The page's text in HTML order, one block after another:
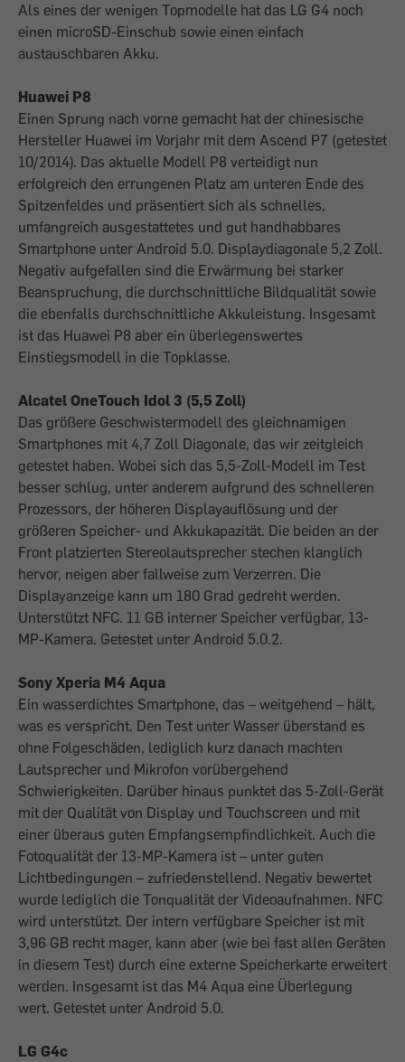
Als eines der wenigen Topmodelle hat das LG G4 noch
einen microSD-Einschub sowie einen einfach
austauschbaren Akku.
Huawei P8
Einen Sprung nach vorne gemacht hat der chinesische
Hersteller Huawei im Vorjahr mit dem Ascend P7 (getestet
10/2014). Das aktuelle Modell P8 verteidigt nun
erfolgreich den errungenen Platz am unteren Ende des
Spitzenfeldes und präsentiert sich als schnelles,
umfangreich ausgestattetes und gut handhabbares
Smartphone unter Android 5.0. Displaydiagonale 5,2 Zoll.
Negativ aufgefallen sind die Erwärmung bei starker
Beanspruchung, die durchschnittliche Bildqualität sowie
die ebenfalls durchschnittliche Akkuleistung. Insgesamt
ist das Huawei P8 aber ein überlegenswertes
Einstiegsmodell in die Topklasse.
Alcatel OneTouch Idol 3 (5,5 Zoll)
Das größere Geschwistermodell des gleichnamigen
Smartphones mit 4,7 Zoll Diagonale, das wir zeitgleich
getestet haben. Wobei sich das 5,5-Zoll-Modell im Test
besser schlug, unter anderem aufgrund des schnelleren
Prozessors, der höheren Displayauflösung und der
größeren Speicher- und Akkukapazität. Die beiden an der
Front platzierten Stereolautsprecher stechen klanglich
hervor, neigen aber fallweise zum Verzerren. Die
Displayanzeige kann um 180 Grad gedreht werden.
Unterstützt NFC. 11 GB interner Speicher verfügbar, 13-
MP-Kamera. Getestet unter Android 5.0.2.
Sony Xperia M4 Aqua
Ein wasserdichtes Smartphone, das – weitgehend – hält,
was es verspricht. Den Test unter Wasser überstand es
ohne Folgeschäden, lediglich kurz danach machten
Lautsprecher und Mikrofon vorübergehend
Schwierigkeiten. Darüber hinaus punktet das 5-Zoll-Gerät
mit der Qualität von Display und Touchscreen und mit
einer überaus guten Empfangsempfindlichkeit. Auch die
Fotoqualität der 13-MP-Kamera ist – unter guten
Lichtbedingungen – zufriedenstellend. Negativ bewertet
wurde lediglich die Tonqualität der Videoaufnahmen. NFC
wird unterstützt. Der intern verfügbare Speicher ist mit
3,96 GB recht mager, kann aber (wie bei fast allen Geräten
in diesem Test) durch eine externe Speicherkarte erweitert
werden. Insgesamt ist das M4 Aqua eine Überlegung
wert. Getestet unter Android 5.0.
LG G4c